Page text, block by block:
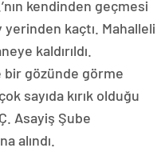
kendinden geçmesi
kaçtı. Mahalleli
kaldırıldı.
bir gözünde görme
sayıda kırık olduğu
Asayiş Şube
alındı.